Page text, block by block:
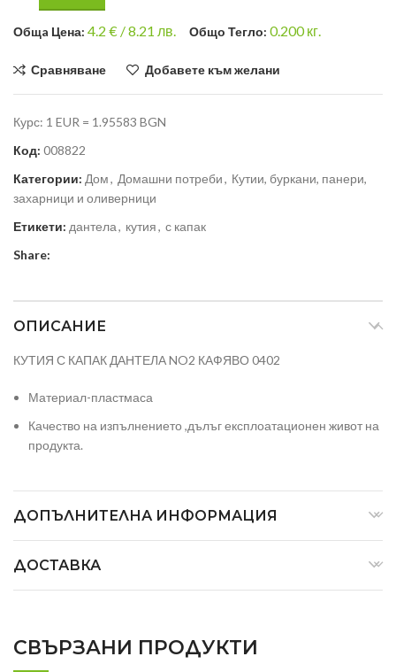
Общa Цена: 4.2 € /8.21 лв. Общо Тегло: 0.200кг.
Сравняване Добавете към желани
Курс: 1 EUR = 1.95583 BGN
Код: 008822
Категории: Дом, Домашни потреби, Кутии, буркани, панери,
захарници и оливерници
Етикети: дантела, кутия, с капак
Share:
ОПИСАНИЕ
КУТИЯ С КАПАК ДАНТЕЛА NO2 КАФЯВО 0402
Материал-пластмаса
Качество на изпълнението ,дълъг експлоатационен живот на
продукта.
ДОПЪЛНИТЕЛНА ИНФОРМАЦИЯ
ДОСТАВКА
СВЪРЗАНИ ПРОДУКТИ